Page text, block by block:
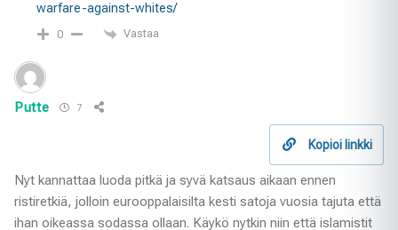
warfare-against-whites/
0 Vastaa
Putte 7
Kopioi linkki
Nyt kannattaa luoda pitkä ja syvä katsaus aikaan ennen
ristiretkiä, jolloin eurooppalaisilta kesti satoja vuosia tajuta että
ihan oikeassa sodassa ollaan. Käykö nytkin niin että islamistit